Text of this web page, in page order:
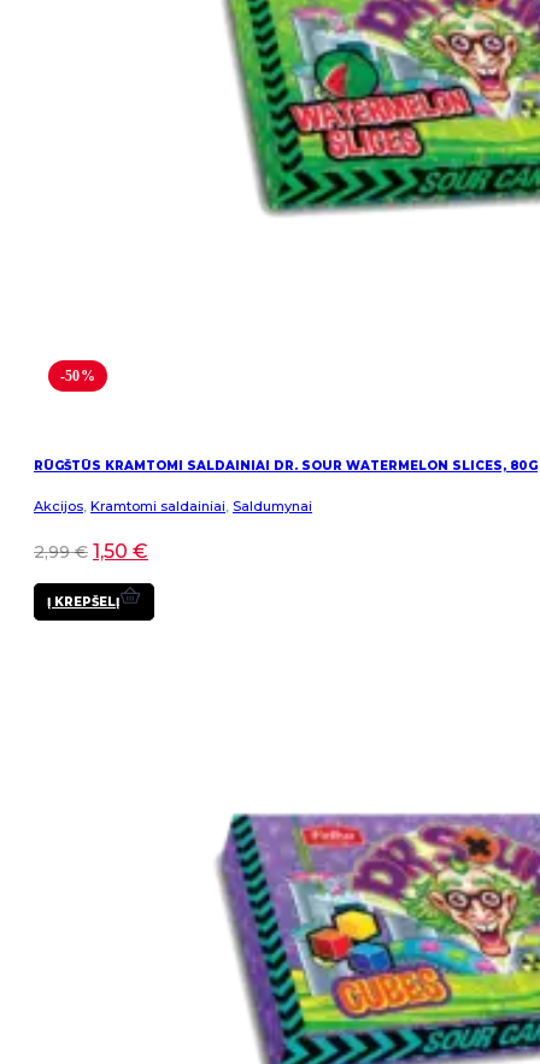
-50%
RŪGŠTŪS KRAMTOMI SALDAINIAI DR. SOUR WATERMELON SLICES, 80G
Akcijos, Kramtomi saldainiai, Saldumynai
2,99€ 1,50 €
Į KREPŠELĮ